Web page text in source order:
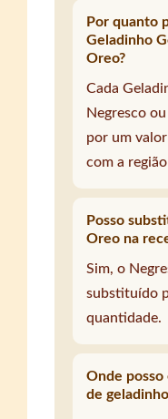
Por quanto
Geladinho
Oreo?
Cada
Negresco
por um
com a
Posso
Oreo na
Sim, o
substituído
quantidade.
Onde
de